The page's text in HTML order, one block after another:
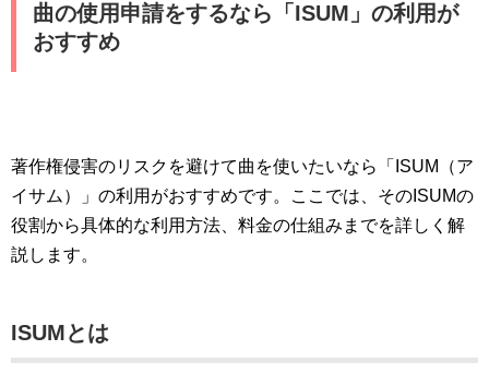
曲の使用申請をするなら「ISUM」の利用が
おすすめ
著作権侵害のリスクを避けて曲を使いたいなら「ISUM（ア
イサム）」の利用がおすすめです。ここでは、そのISUMの
役割から具体的な利用方法、料金の仕組みまでを詳しく解
説します。
ISUMとは